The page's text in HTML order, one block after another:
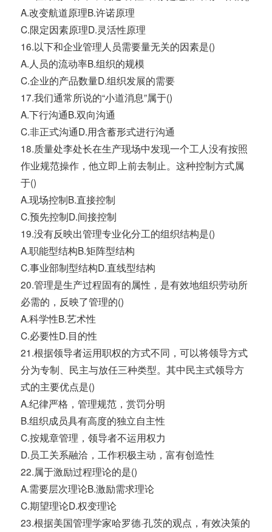
A.改变航道原理B.许诺原理
C.限定因素原理D.灵活性原理
16.以下和企业管理人员需要量无关的因素是()
A.人员的流动率B.组织的规模
C.企业的产品数量D.组织发展的需要
17.我们通常所说的“小道消息”属于()
A.下行沟通B.双向沟通
C.非正式沟通D.用含蓄形式进行沟通
18.质量处李处长在生产现场中发现一个工人没有按照
作业规范操作，他立即上前去制止。这种控制方式属
于()
A.现场控制B.直接控制
C.预先控制D.间接控制
19.没有反映出管理专业化分工的组织结构是()
A.职能型结构B.矩阵型结构
C.事业部制型结构D.直线型结构
20.管理是生产过程固有的属性，是有效地组织劳动所
必需的，反映了管理的()
A.科学性B.艺术性
C.必要性D.目的性
21.根据领导者运用职权的方式不同，可以将领导方式
分为专制、民主与放任三种类型。其中民主式领导方
式的主要优点是()
A.纪律严格，管理规范，赏罚分明
B.组织成员具有高度的独立自主性
C.按规章管理，领导者不运用权力
D.员工关系融洽，工作积极主动，富有创造性
22.属于激励过程理论的是()
A.需要层次理论B.激励需求理论
C.期望理论D.权变理论
23.根据美国管理学家哈罗德·孔茨的观点，有效决策的